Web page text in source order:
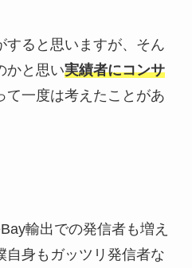
すると思いますが、そん
かと思い実績者にコンサ
て一度は考えたことがあ
輸出での発信者も増え
自身もガッツリ発信者な